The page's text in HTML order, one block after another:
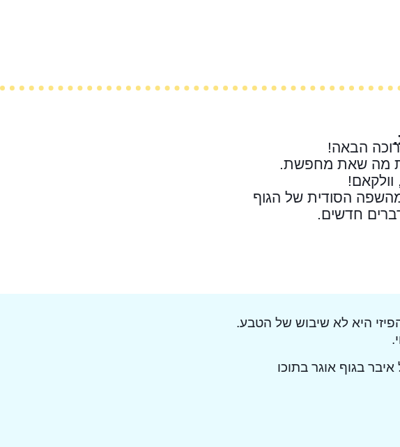
הבאה!
את מה שאת מחפשת.
הסודית של הגוף
חדשים.
היא לא שיבוש של הטבע.
בגוף אוגר בתוכו